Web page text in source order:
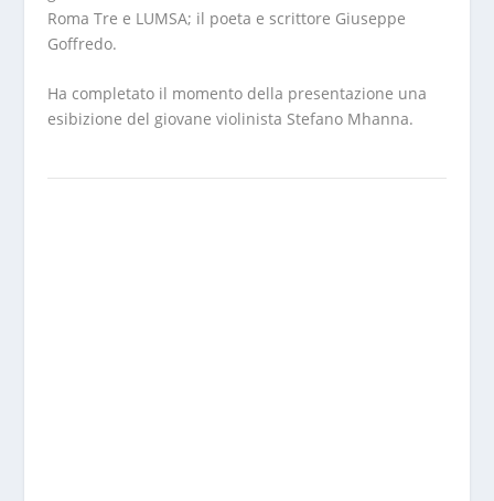
Roma Tre e LUMSA; il poeta e scrittore Giuseppe
Goffredo.
Ha completato il momento della presentazione una
esibizione del giovane violinista Stefano Mhanna.